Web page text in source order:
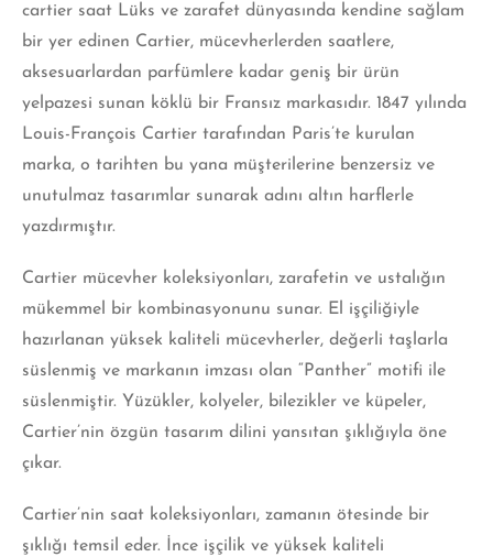
cartier saat Lüks ve zarafet dünyasında kendine sağlam
bir yer edinen Cartier, mücevherlerden saatlere,
aksesuarlardan parfümlere kadar geniş bir ürün
yelpazesi sunan köklü bir Fransız markasıdır. 1847 yılında
Louis-François Cartier tarafından Paris’te kurulan
marka, o tarihten bu yana müşterilerine benzersiz ve
unutulmaz tasarımlar sunarak adını altın harflerle
yazdırmıştır.
Cartier mücevher koleksiyonları, zarafetin ve ustalığın
mükemmel bir kombinasyonunu sunar. El işçiliğiyle
hazırlanan yüksek kaliteli mücevherler, değerli taşlarla
süslenmiş ve markanın imzası olan “Panther” motifi ile
süslenmiştir. Yüzükler, kolyeler, bilezikler ve küpeler,
Cartier’nin özgün tasarım dilini yansıtan şıklığıyla öne
çıkar.
Cartier’nin saat koleksiyonları, zamanın ötesinde bir
şıklığı temsil eder. İnce işçilik ve yüksek kaliteli